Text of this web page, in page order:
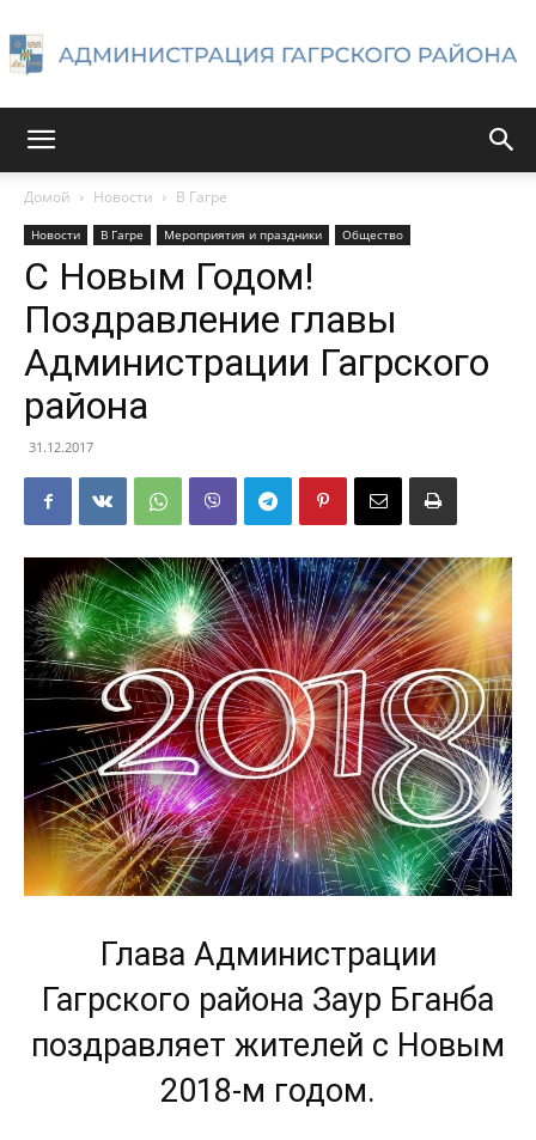
Гагрского
района
Домой Новости В Гагре
Новости В Гагре Мероприятия и праздники Общество
С Новым Годом!
Поздравление главы
Администрации Гагрского
района
31.12.2017
Глава Администрации
Гагрского района Заур Бганба
поздравляет жителей с Новым
2018-м годом.